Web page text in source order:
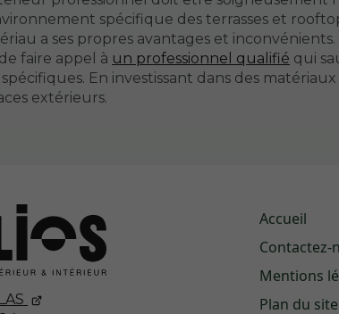
spécifique des terrasses et
a ses propres avantages et
faire appel à un professionnel qualifié qui
En investissant dans des
extérieurs.
Accueil
Contactez-
Mentions
Plan du site